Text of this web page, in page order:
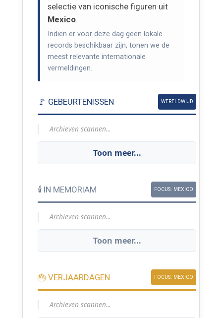
selectie van iconische figuren uit
Mexico.
Indien er voor deze dag geen lokale
records beschikbaar zijn, tonen we de
meest relevante internationale
vermeldingen.
🚩 GEBEURTENISSEN WERELDWIJD
Archieven scannen...
Toon meer...
🕯️ IN MEMORIAM FOCUS: MEXICO
Archieven scannen...
Toon meer...
🎂 VERJAARDAGEN FOCUS: MEXICO
Archieven scannen...